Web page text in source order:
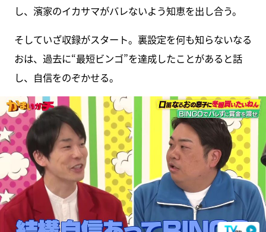
し、濱家のイカサマがバレないよう知恵を出し合う。
そしていざ収録がスタート。裏設定を何も知らないなる
おは、過去に“最短ビンゴ”を達成したことがあると話
し、自信をのぞかせる。